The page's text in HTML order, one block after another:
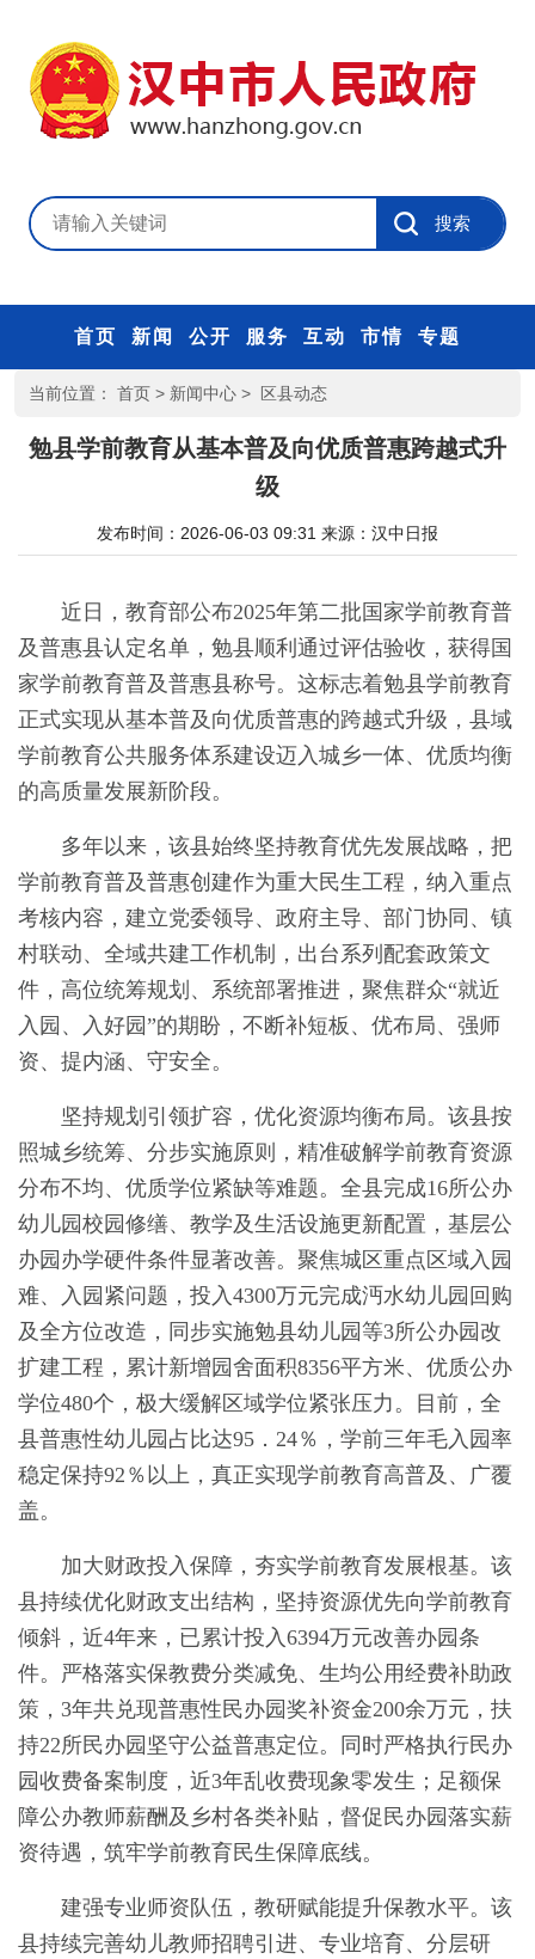
首页 新闻 公开 服务 互动 市情 专题
当前位置： 首页 > 新闻中心 > 区县动态
勉县学前教育从基本普及向优质普惠跨越式升
级
发布时间：2026-06-03 09:31 来源： 汉中日报
近日，教育部公布2025年第二批国家学前教育普
及普惠县认定名单，勉县顺利通过评估验收，获得国
家学前教育普及普惠县称号。这标志着勉县学前教育
正式实现从基本普及向优质普惠的跨越式升级，县域
学前教育公共服务体系建设迈入城乡一体、优质均衡
的高质量发展新阶段。
多年以来，该县始终坚持教育优先发展战略，把
学前教育普及普惠创建作为重大民生工程，纳入重点
考核内容，建立党委领导、政府主导、部门协同、镇
村联动、全域共建工作机制，出台系列配套政策文
件，高位统筹规划、系统部署推进，聚焦群众“就近
入园、入好园”的期盼，不断补短板、优布局、强师
资、提内涵、守安全。
坚持规划引领扩容，优化资源均衡布局。该县按
照城乡统筹、分步实施原则，精准破解学前教育资源
分布不均、优质学位紧缺等难题。全县完成16所公办
幼儿园校园修缮、教学及生活设施更新配置，基层公
办园办学硬件条件显著改善。聚焦城区重点区域入园
难、入园紧问题，投入4300万元完成沔水幼儿园回购
及全方位改造，同步实施勉县幼儿园等3所公办园改
扩建工程，累计新增园舍面积8356平方米、优质公办
学位480个，极大缓解区域学位紧张压力。目前，全
县普惠性幼儿园占比达95．24％，学前三年毛入园率
稳定保持92％以上，真正实现学前教育高普及、广覆
盖。
加大财政投入保障，夯实学前教育发展根基。该
县持续优化财政支出结构，坚持资源优先向学前教育
倾斜，近4年来，已累计投入6394万元改善办园条
件。严格落实保教费分类减免、生均公用经费补助政
策，3年共兑现普惠性民办园奖补资金200余万元，扶
持22所民办园坚守公益普惠定位。同时严格执行民办
园收费备案制度，近3年乱收费现象零发生；足额保
障公办教师薪酬及乡村各类补贴，督促民办园落实薪
资待遇，筑牢学前教育民生保障底线。
建强专业师资队伍，教研赋能提升保教水平。该
县持续完善幼儿教师招聘引进、专业培育、分层研